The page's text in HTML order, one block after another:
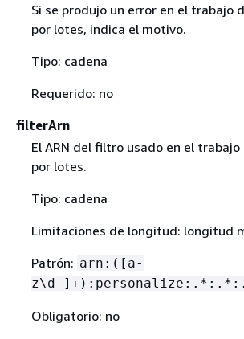
Si se produjo un error en el trabajo
por lotes, indica el motivo.
Tipo: cadena
Requerido: no
filterArn
El ARN del filtro usado en el
por lotes.
Tipo: cadena
Limitaciones de longitud: longitud
Patrón: arn:([a-
z\d-
Obligatorio: no